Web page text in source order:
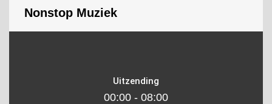
Nonstop Muziek
Uitzending
00:00 - 08:00